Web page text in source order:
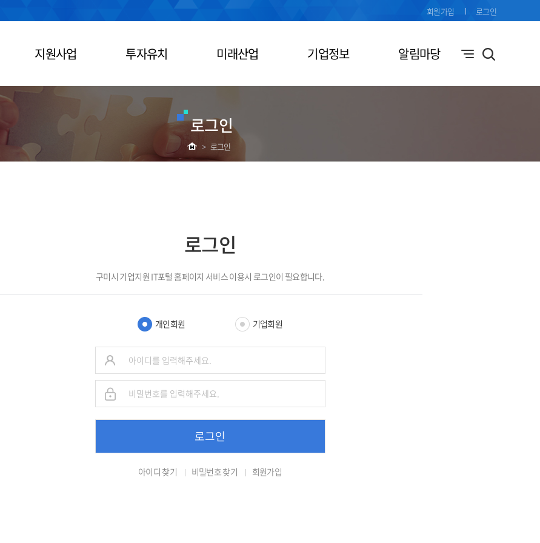
지원사업 투자유치 미래산업 기업정보 알림마당
회원가입 로그인
로그인
> 로그인
로그인
구미시 기업지원 IT포털 홈페이지 서비스 이용시 로그인이 필요합니다.
개인회원 기업회원
로그인
아이디 찾기 비밀번호 찾기 회원가입